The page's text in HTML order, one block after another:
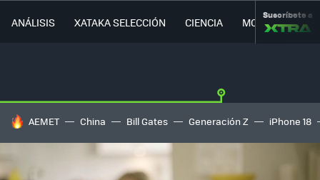
ANÁLISIS XATAKA SELECCIÓN CIENCIA MOVILIDAD
Suscríbete a
HOY SE HABLA DE
AEMET China Bill Gates Generación Z iPhone 18